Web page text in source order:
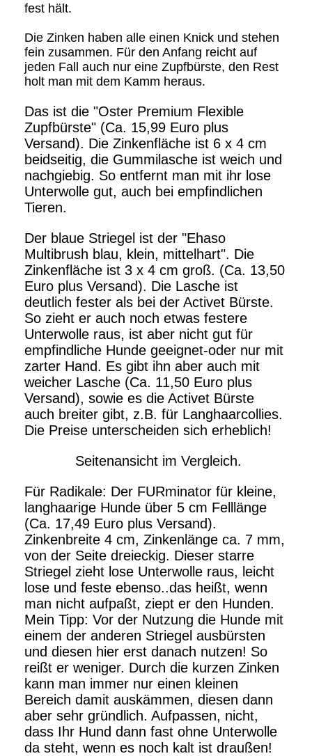
fest hält.
Die Zinken haben alle einen Knick und stehen
fein zusammen. Für den Anfang reicht auf
jeden Fall auch nur eine Zupfbürste, den Rest
holt man mit dem Kamm heraus.
Das ist die "Oster Premium Flexible
Zupfbürste" (Ca. 15,99 Euro plus
Versand). Die Zinkenfläche ist 6 x 4 cm
beidseitig, die Gummilasche ist weich und
nachgiebig. So entfernt man mit ihr lose
Unterwolle gut, auch bei empfindlichen
Tieren.
Der blaue Striegel ist der "Ehaso
Multibrush blau, klein, mittelhart". Die
Zinkenfläche ist 3 x 4 cm groß. (Ca. 13,50
Euro plus Versand). Die Lasche ist
deutlich fester als bei der Activet Bürste.
So zieht er auch noch etwas festere
Unterwolle raus, ist aber nicht gut für
empfindliche Hunde geeignet-oder nur mit
zarter Hand. Es gibt ihn aber auch mit
weicher Lasche (Ca. 11,50 Euro plus
Versand), sowie es die Activet Bürste
auch breiter gibt, z.B. für Langhaarcollies.
Die Preise unterscheiden sich erheblich!
Seitenansicht im Vergleich.
Für Radikale: Der FURminator für kleine,
langhaarige Hunde über 5 cm Felllänge
(Ca. 17,49 Euro plus Versand).
Zinkenbreite 4 cm, Zinkenlänge ca. 7 mm,
von der Seite dreieckig. Dieser starre
Striegel zieht lose Unterwolle raus, leicht
lose und feste ebenso..das heißt, wenn
man nicht aufpaßt, ziept er den Hunden.
Mein Tipp: Vor der Nutzung die Hunde mit
einem der anderen Striegel ausbürsten
und diesen hier erst danach nutzen! So
reißt er weniger. Durch die kurzen Zinken
kann man immer nur einen kleinen
Bereich damit auskämmen, diesen dann
aber sehr gründlich. Aufpassen, nicht,
dass Ihr Hund dann fast ohne Unterwolle
da steht, wenn es noch kalt ist draußen!